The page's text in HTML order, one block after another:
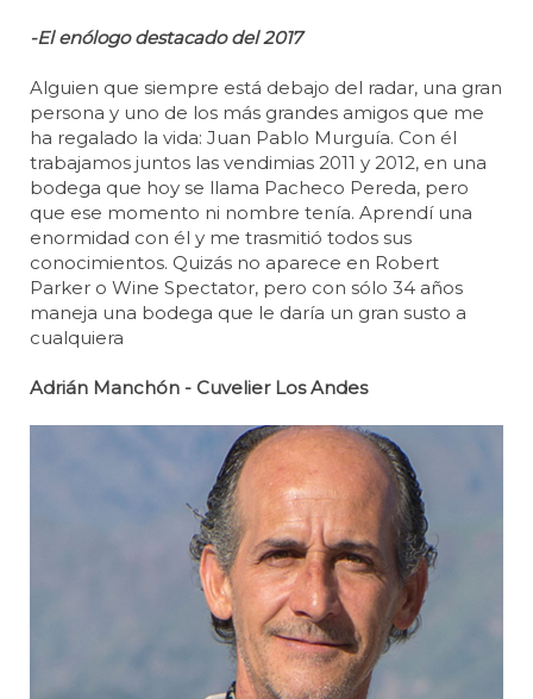
-El enólogo destacado del 2017
Alguien que siempre está debajo del radar, una gran
persona y uno de los más grandes amigos que me
ha regalado la vida: Juan Pablo Murguía. Con él
trabajamos juntos las vendimias 2011 y 2012, en una
bodega que hoy se llama Pacheco Pereda, pero
que ese momento ni nombre tenía. Aprendí una
enormidad con él y me trasmitió todos sus
conocimientos. Quizás no aparece en Robert
Parker o Wine Spectator, pero con sólo 34 años
maneja una bodega que le daría un gran susto a
cualquiera
Adrián Manchón - Cuvelier Los Andes